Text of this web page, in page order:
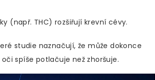
(např. THC) rozšiřují krevní cévy.
studie naznačují, že může dokonce
spíše potlačuje než zhoršuje.